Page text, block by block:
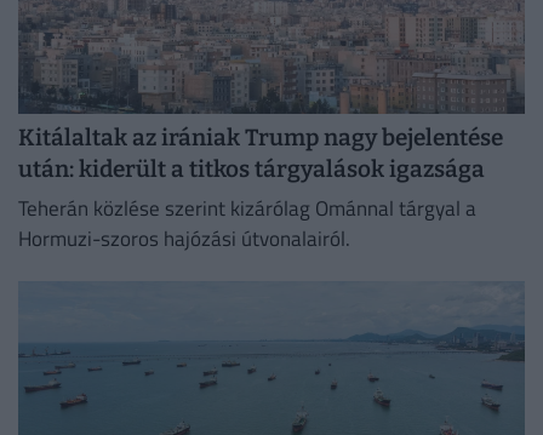
Kitálaltak az irániak Trump nagy bejelentése
után: kiderült a titkos tárgyalások igazsága
Teherán közlése szerint kizárólag Ománnal tárgyal a
Hormuzi-szoros hajózási útvonalairól.